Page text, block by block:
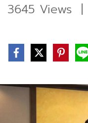
3645 Views |